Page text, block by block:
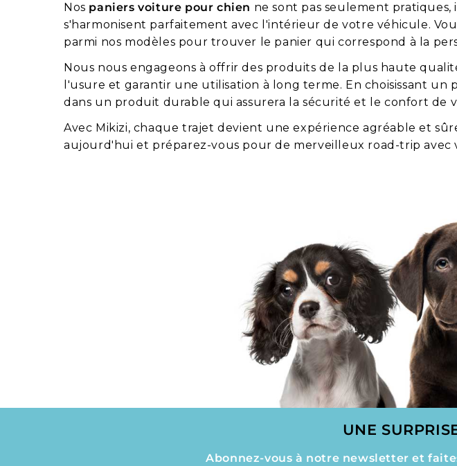
Nos paniers voiture pour chien ne sont pas seulement pratiques,
s'harmonisent parfaitement avec l'intérieur de votre véhicule.
parmi nos modèles pour trouver le panier qui correspond à la
Nous nous engageons à offrir des produits de la plus haute
l'usure et garantir une utilisation à long terme. En choisissant
dans un produit durable qui assurera la sécurité et le confort de
Avec Mikizi, chaque trajet devient une expérience agréable et
aujourd'hui et préparez-vous pour de merveilleux road-trip avec
UNE
Abonnez-vous à notre newsletter et